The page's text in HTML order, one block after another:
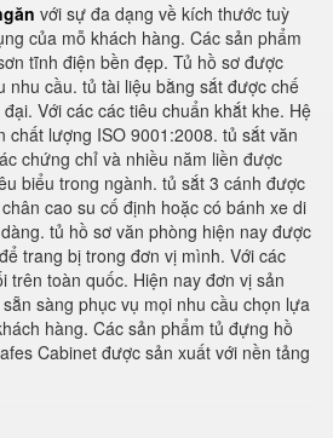
với sự đa dạng về kích thước tuỳ
của mỗ khách hàng. Các sản phẩm
tĩnh điện bền đẹp. Tủ hồ sơ được
nhu cầu. tủ tài liệu bằng sắt được chế
Với các các tiêu chuẩn khắt khe. Hệ
chất lượng ISO 9001:2008. tủ sắt văn
chứng chỉ và nhiều năm liền được
biểu trong ngành. tủ sắt 3 cánh được
cao su cố định hoặc có bánh xe di
tủ hồ sơ văn phòng hiện nay được
trang bị trong đơn vị mình. Với các
trên toàn quốc. Hiện nay đơn vị sản
sàng phục vụ mọi nhu cầu chọn lựa
hàng. Các sản phẩm tủ đựng hồ
Cabinet được sản xuất với nền tảng